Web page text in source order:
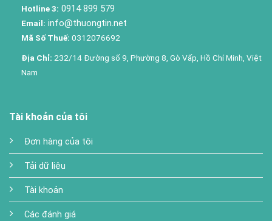
Hotline 3: 0914 899 579
Email: info@thuongtin.net
Mã Số Thuế: 0312076692
Địa Chỉ: 232/14 Đường số 9, Phường 8, Gò Vấp, Hồ Chí Minh, Việt
Nam
Tài khoản của tôi
Đơn hàng của tôi
Tải dữ liệu
Tài khoản
Các đánh giá